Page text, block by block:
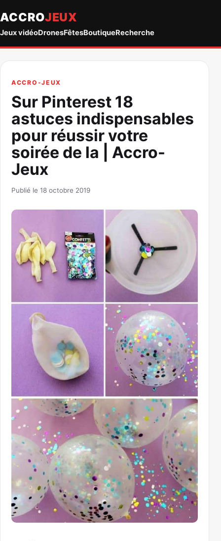
ACCROJEUX
Jeux vidéoDronesFêtesBoutiqueRecherche
ACCRO-JEUX
Sur Pinterest 18
astuces indispensables
pour réussir votre
soirée de la | Accro-
Jeux
Publié le 18 octobre 2019